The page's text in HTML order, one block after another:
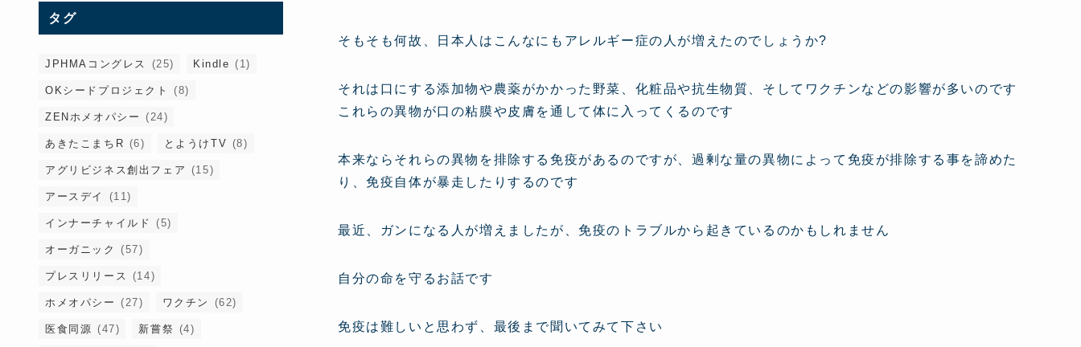
そもそも何故、日本人はこんなにもアレルギー症の人が増えたのでしょうか?
それは口にする添加物や農薬がかかった野菜、化粧品や抗生物質、そしてワクチンなどの影響が多いのです
これらの異物が口の粘膜や皮膚を通して体に入ってくるのです
本来ならそれらの異物を排除する免疫があるのですが、過剰な量の異物によって免疫が排除する事を諦めた
り、免疫自体が暴走したりするのです
最近、ガンになる人が増えましたが、免疫のトラブルから起きているのかもしれません
自分の命を守るお話です
免疫は難しいと思わず、最後まで聞いてみて下さい
タグ
JPHMAコングレス (25) Kindle (1)
OKシードプロジェクト (8)
ZENホメオパシー (24)
あきたこまちR (6) とようけTV (8)
アグリビジネス創出フェア (15)
アースデイ (11)
インナーチャイルド (5)
オーガニック (57)
プレスリリース (14)
ホメオパシー (27) ワクチン (62)
医食同源 (47) 新嘗祭 (4)